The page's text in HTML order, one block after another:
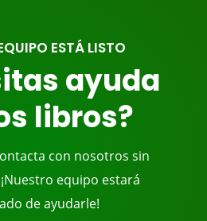
ESTÁ LISTO
ayuda
libros?
con nosotros sin
equipo estará
de ayudarle!